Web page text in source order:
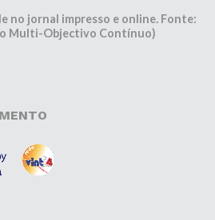
no jornal impresso e online. Fonte:
Multi-Objectivo Contínuo)